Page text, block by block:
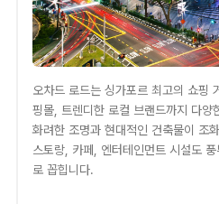
오차드 로드는 싱가포르 최고의 쇼핑
핑몰, 트렌디한 로컬 브랜드까지 다양
화려한 조명과 현대적인 건축물이 조
스토랑, 카페, 엔터테인먼트 시설도
로 꼽힙니다.